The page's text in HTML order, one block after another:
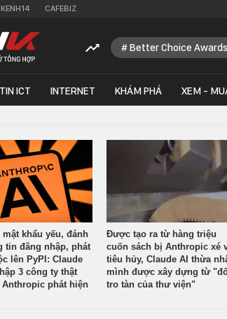
KENH14 CAFEBIZ
Better Choice
TIN ICT INTERNET KHÁM PHÁ XEM -
mật khẩu yếu, đánh
tin đăng nhập, phát
lên PyPI: Claude
3 công ty thật
phát hiện
Được tạo ra từ hàng triệu
cuốn sách bị Anthropic xé
tiêu hủy, Claude AI thừa
mình được xây dựng từ
tro tàn của thư viện"